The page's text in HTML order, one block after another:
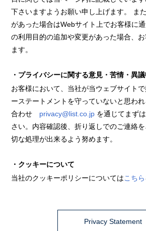
下さいますようお願い申し上げます。 ま
があった場合はWebサイト上でお客様に
の利用目的の追加や変更があった場合、
ます。
・プライバシーに関する意見・苦情・異
お客様において、当社が当ウェブサイト
ーステートメントを守っていないと思わ
合わせ privacy@list.co.jp を通じてまず
さい。内容確認後、折り返しでのご連絡
切な処理が出来るよう努めます。
・クッキーについて
当社のクッキーポリシーについてはこちら
Privacy Statement